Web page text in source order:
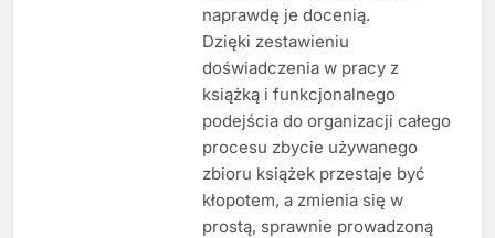
naprawdę je docenią.
Dzięki zestawieniu
doświadczenia w pracy z
książką i funkcjonalnego
podejścia do organizacji całego
procesu zbycie używanego
zbioru książek przestaje być
kłopotem, a zmienia się w
prostą, sprawnie prowadzoną